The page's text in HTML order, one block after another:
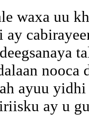
waxa uu
ay
ayuu
ay u